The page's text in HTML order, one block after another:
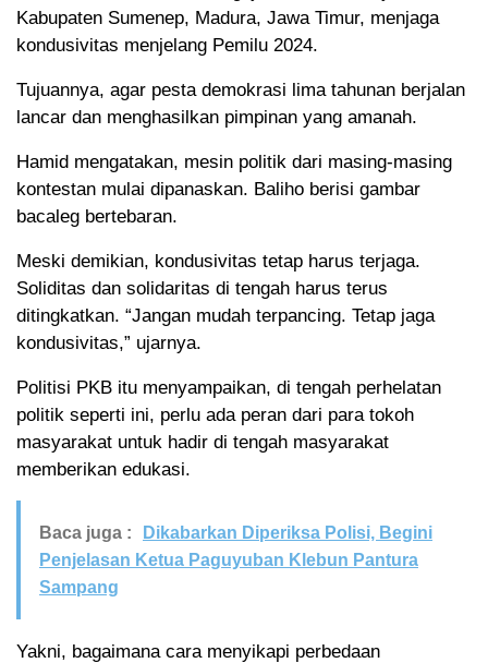
Kabupaten Sumenep, Madura, Jawa Timur, menjaga
kondusivitas menjelang Pemilu 2024.
Tujuannya, agar pesta demokrasi lima tahunan berjalan
lancar dan menghasilkan pimpinan yang amanah.
Hamid mengatakan, mesin politik dari masing-masing
kontestan mulai dipanaskan. Baliho berisi gambar
bacaleg bertebaran.
Meski demikian, kondusivitas tetap harus terjaga.
Soliditas dan solidaritas di tengah harus terus
ditingkatkan. “Jangan mudah terpancing. Tetap jaga
kondusivitas,” ujarnya.
Politisi PKB itu menyampaikan, di tengah perhelatan
politik seperti ini, perlu ada peran dari para tokoh
masyarakat untuk hadir di tengah masyarakat
memberikan edukasi.
Baca juga :
Dikabarkan Diperiksa Polisi, Begini
Penjelasan Ketua Paguyuban Klebun Pantura
Sampang
Yakni, bagaimana cara menyikapi perbedaan